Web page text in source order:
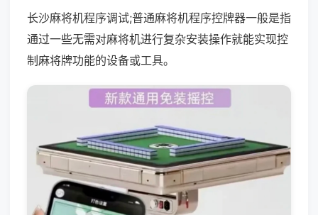
长沙麻将机程序调试;普通麻将机程序控牌器一般是指
通过一些无需对麻将机进行复杂安装操作就能实现控
制麻将牌功能的设备或工具。